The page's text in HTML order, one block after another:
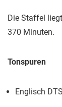
Die Staffel
370 Minuten.
Tonspuren
Englisch